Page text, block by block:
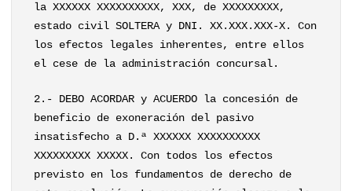
la XXXXXX XXXXXXXXXX, XXX, de XXXXXXXXX,
estado civil SOLTERA y DNI. XX.XXX.XXX-X. Con
los efectos legales inherentes, entre ellos
el cese de la administración concursal.
2.- DEBO ACORDAR y ACUERDO la concesión de
beneficio de exoneración del pasivo
insatisfecho a D.ª XXXXXX XXXXXXXXXX
XXXXXXXXX XXXXX. Con todos los efectos
previsto en los fundamentos de derecho de